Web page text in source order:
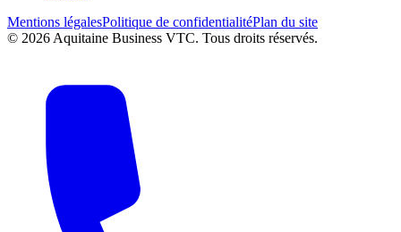
Mentions légalesPolitique de confidentialitéPlan du site
© 2026 Aquitaine Business VTC. Tous droits réservés.